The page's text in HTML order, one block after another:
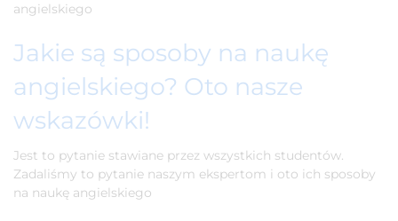
angielskiego
Jakie są sposoby na naukę
angielskiego? Oto nasze
wskazówki!
Jest to pytanie stawiane przez wszystkich studentów.
Zadaliśmy to pytanie naszym ekspertom i oto ich sposoby
na naukę angielskiego